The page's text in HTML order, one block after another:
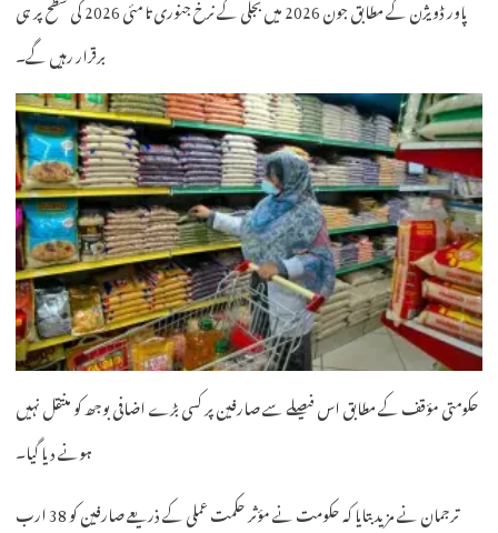
پاور ڈویژن کے مطابق جون 2026 میں بجلی کے نرخ جنوری تا مئی 2026 کی سطح پر ہی
برقرار رہیں گے۔
حکومتی مؤقف کے مطابق اس فیصلے سے صارفین پر کسی بڑے اضافی بوجھ کو منتقل نہیں
ہونے دیا گیا۔
ترجمان نے مزید بتایا کہ حکومت نے مؤثر حکمت عملی کے ذریعے صارفین کو 38 ارب